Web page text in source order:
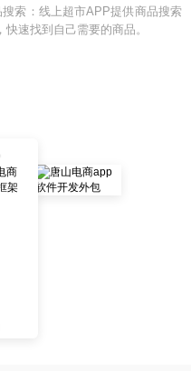
索：线上超市APP提供商品搜索
速找到自己需要的商品。